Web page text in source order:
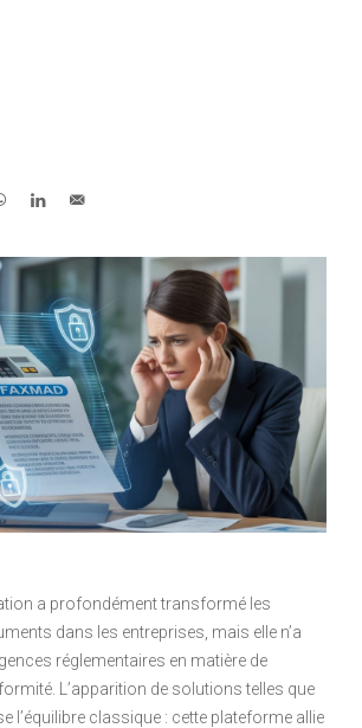
a profondément transformé les
dans les entreprises, mais elle n’a
réglementaires en matière de
L’apparition de solutions telles que
l’équilibre classique : cette plateforme allie